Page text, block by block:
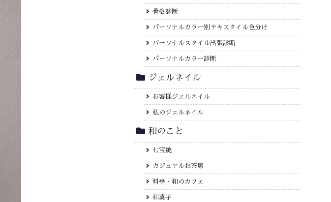
骨格診断
パーソナルカラー別テキスタイル色分け
パーソナルスタイル出張診断
パーソナルカラー診断
ジェルネイル
お客様ジェルネイル
私のジェルネイル
和のこと
七宝焼
カジュアルお茶席
料亭・和のカフェ
和菓子